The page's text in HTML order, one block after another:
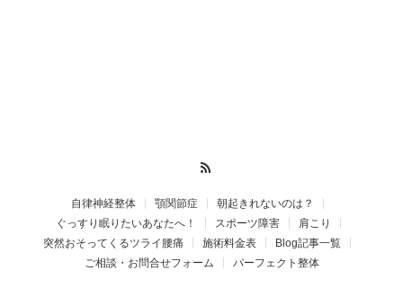
自律神経整体 顎関節症
朝起きれないのは？
ぐっすり眠りたいあなたへ！
スポーツ障害
肩こり
突然おそってくるツライ腰痛
施術料金表
Blog記事一覧
ご相談・お問合せフォーム
パーフェクト整体